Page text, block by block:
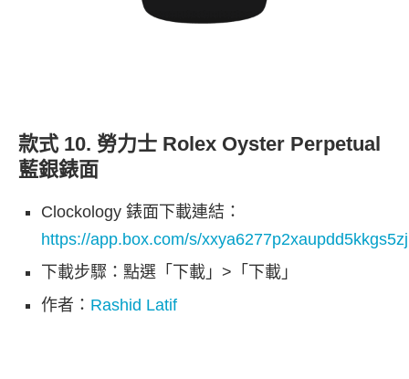
款式 10. 勞力士 Rolex Oyster Perpetual
藍銀錶面
Clockology 錶面下載連結：
https://app.box.com/s/
下載步驟：點選「下載」>「下載」
作者： Rashid Latif